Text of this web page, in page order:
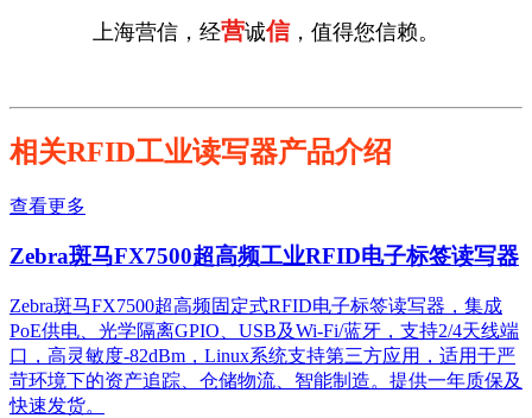
上海营信，经营诚信，值得您信赖。
相关RFID工业读写器产品介绍
查看更多
Zebra斑马FX7500超高频工业RFID电子标签读写器
Zebra斑马FX7500超高频固定式RFID电子标签读写器，集成
PoE供电、光学隔离GPIO、USB及Wi-Fi/蓝牙，支持2/4天线端
口，高灵敏度-82dBm，Linux系统支持第三方应用，适用于严
苛环境下的资产追踪、仓储物流、智能制造。提供一年质保及
快速发货。